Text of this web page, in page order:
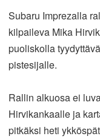
Subaru Imprezalla
kilpaileva Mika
puoliskolla
pistesijalle.
Rallin alkuosa ei
Hirvikankaalle ja
pitkäksi heti